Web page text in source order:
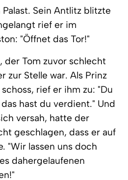
Sein Antlitz blitzte
rief er im
"Öffnet das Tor!"
der Tom zuvor schlecht
zur Stelle war. Als Prinz
rief er ihm zu: "Du
hast du verdient." Und
versah, hatte der
geschlagen, dass er auf
"Wir lassen uns doch
dahergelaufenen